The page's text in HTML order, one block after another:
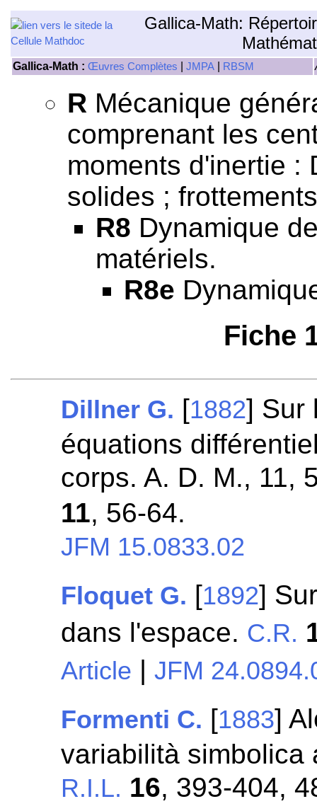
Gallica-Math:
Gallica-Math : Œuvres Complètes JMPA RBSM
R Mécanique
comprenant les
moments d'inertie :
solides ;
R8 Dynamique
matériels.
R8e
Fiche
Dillner G. [1882] Sur
équations
corps. A. D. M., 11,
11, 56-64.
JFM 15.0833.02
Floquet G. [1892]
dans l'espace. C.R.
Article |JFM
Formenti C. [1883]
variabilità simbolica
R.I.L. 16, 393-404,